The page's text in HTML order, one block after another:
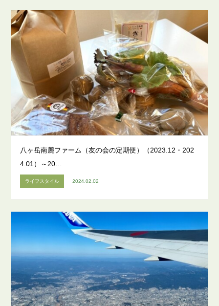
八ヶ岳南麓ファーム（友の会の定期便）（2023.12・202
4.01）～20…
ライフスタイル 2024.02.02